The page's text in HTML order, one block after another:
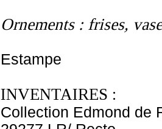
Ornements : frises,
Estampe
INVENTAIRES :
Collection Edmond de